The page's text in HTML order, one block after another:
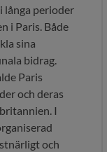
långa perioder
i Paris. Både
sina
bidrag.
Paris
och deras
I
och